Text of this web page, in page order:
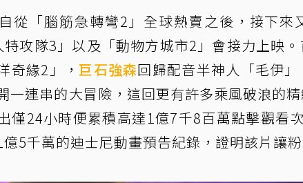
從「腦筋急轉彎2」全球熱賣之後，接下來
攻隊3」以及「動物方城市2」會接力上映
奇緣2」， 巨石強森回歸配音半神人「毛伊」
一連串的大冒險，這回更有許多乘風破浪的
僅24小時便累積高達1億7千8百萬點擊觀看
5千萬的迪士尼動畫預告紀錄，證明該片讓